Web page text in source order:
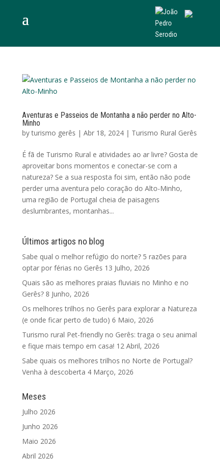
Aventuras e Passeios de Montanha a não perder no Alto-
Minho
byturismo gerês | Abr 18, 2024| Turismo Rural Gerês
É fã de Turismo Rural e atividades ao ar livre? Gosta de
aproveitar bons momentos e conectar-se com a
natureza? Se a sua resposta foi sim, então não pode
perder uma aventura pelo coração do Alto-Minho,
uma região de Portugal cheia de paisagens
deslumbrantes, montanhas...
Últimos artigos no blog
Sabe qual o melhor refúgio do norte? 5 razões para
optar por férias no Gerês 13 Julho, 2026
Quais são as melhores praias fluviais no Minho e no
Gerês? 8 Junho, 2026
Os melhores trilhos no Gerês para explorar a Natureza
(e onde ficar perto de tudo) 6 Maio, 2026
Turismo rural Pet-friendly no Gerês: traga o seu animal
e fique mais tempo em casa! 12 Abril, 2026
Sabe quais os melhores trilhos no Norte de Portugal?
Venha à descoberta 4 Março, 2026
Meses
Julho 2026
Junho 2026
Maio 2026
Abril 2026